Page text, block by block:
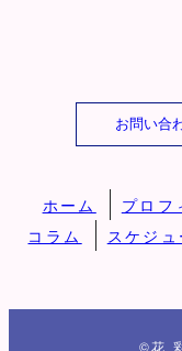
お問い合
ホーム プロフ
コラム
スケジ
©花